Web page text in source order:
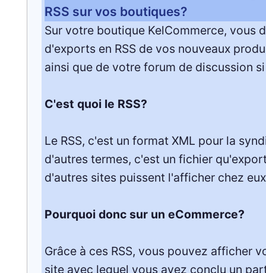
RSS sur vos boutiques?
Sur votre boutique KelCommerce, vous
d'exports en RSS de vos nouveaux
ainsi que de votre forum de discussion
C'est quoi le RSS?
Le RSS, c'est un format XML pour la
d'autres termes, c'est un fichier
d'autres sites puissent l'afficher chez
Pourquoi donc sur un eCommerce?
Grâce à ces RSS, vous pouvez afficher
site avec lequel vous avez conclu un